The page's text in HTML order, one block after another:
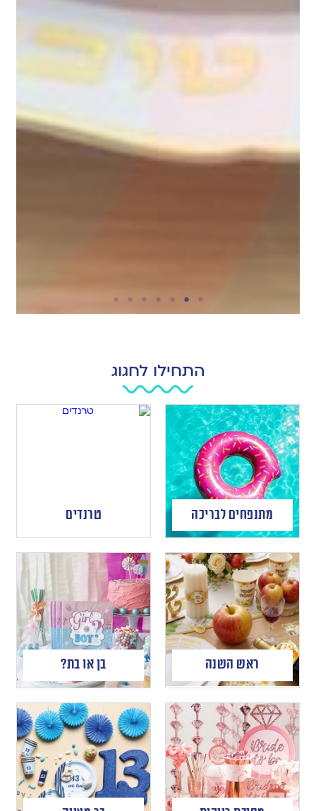
התחילו לחגוג
מתנפחים לבריכה טרנדים
ראש השנה בן או בת?